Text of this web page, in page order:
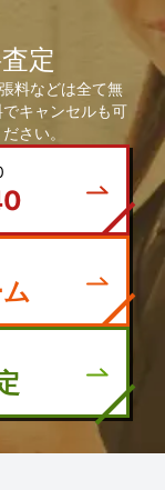
定
料などは全て無
キャンセルも可
さい。